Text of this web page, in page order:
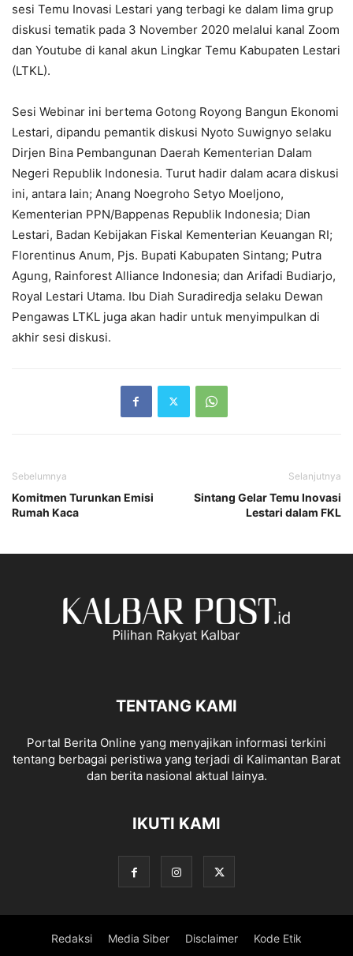
sesi Temu Inovasi Lestari yang terbagi ke dalam lima grup
diskusi tematik pada 3 November 2020 melalui kanal Zoom
dan Youtube di kanal akun Lingkar Temu Kabupaten Lestari
(LTKL).
Sesi Webinar ini bertema Gotong Royong Bangun Ekonomi
Lestari, dipandu pemantik diskusi Nyoto Suwignyo selaku
Dirjen Bina Pembangunan Daerah Kementerian Dalam
Negeri Republik Indonesia. Turut hadir dalam acara diskusi
ini, antara lain; Anang Noegroho Setyo Moeljono,
Kementerian PPN/Bappenas Republik Indonesia; Dian
Lestari, Badan Kebijakan Fiskal Kementerian Keuangan RI;
Florentinus Anum, Pjs. Bupati Kabupaten Sintang; Putra
Agung, Rainforest Alliance Indonesia; dan Arifadi Budiarjo,
Royal Lestari Utama. Ibu Diah Suradiredja selaku Dewan
Pengawas LTKL juga akan hadir untuk menyimpulkan di
akhir sesi diskusi.
Sebelumnya
Komitmen Turunkan Emisi
Rumah Kaca
Selanjutnya
Sintang Gelar Temu Inovasi
Lestari dalam FKL
TENTANG KAMI
Portal Berita Online yang menyajikan informasi terkini
tentang berbagai peristiwa yang terjadi di Kalimantan Barat
dan berita nasional aktual lainya.
IKUTI KAMI
Redaksi Media Siber Disclaimer Kode Etik